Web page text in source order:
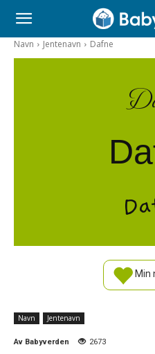
Navn Jentenavn Dafne
Min
Navn Jentenavn
Av Babyverden 2673